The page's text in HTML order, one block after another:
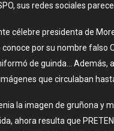
sus redes sociales
célebre presidenta de
por su nombre falso
de guinda… Además,
que circulaban
la imagen de gruñona y
ahora resulta que